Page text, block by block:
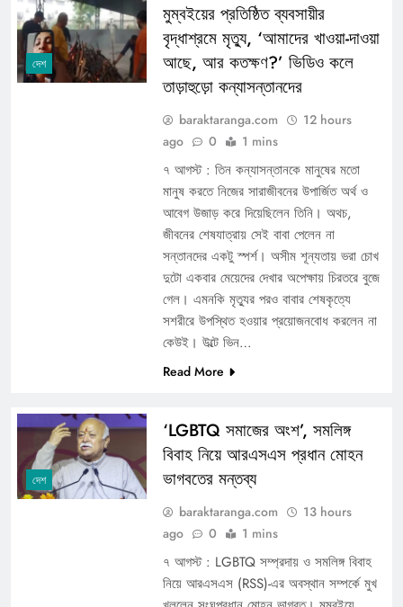
দেশ
মুম্বইয়ের প্রতিষ্ঠিত ব্যবসায়ীর
বৃদ্ধাশ্রমে মৃত্যু, ‘আমাদের খাওয়া-দাওয়া
আছে, আর কতক্ষণ?’ ভিডিও কলে
তাড়াহুড়ো কন্যাসন্তানদের
baraktaranga.com
12 hours
ago
0 1 mins
৭ আগস্ট : তিন কন্যাসন্তানকে মানুষের মতো
মানুষ করতে নিজের সারাজীবনের উপার্জিত অর্থ ও
আবেগ উজাড় করে দিয়েছিলেন তিনি। অথচ,
জীবনের শেষযাত্রায় সেই বাবা পেলেন না
সন্তানদের একটু স্পর্শ। অসীম শূন্যতায় ভরা চোখ
দুটো একবার মেয়েদের দেখার অপেক্ষায় চিরতরে বুজে
গেল। এমনকি মৃত্যুর পরও বাবার শেষকৃত্যে
সশরীরে উপস্থিত হওয়ার প্রয়োজনবোধ করলেন না
কেউই। উল্টে ভিন…
Read More
দেশ
‘LGBTQ সমাজের অংশ’, সমলিঙ্গ
বিবাহ নিয়ে আরএসএস প্রধান মোহন
ভাগবতের মন্তব্য
baraktaranga.com
13 hours
ago
0 1 mins
৭ আগস্ট : LGBTQ সম্প্রদায় ও সমলিঙ্গ বিবাহ
নিয়ে আরএসএস (RSS)-এর অবস্থান সম্পর্কে মুখ